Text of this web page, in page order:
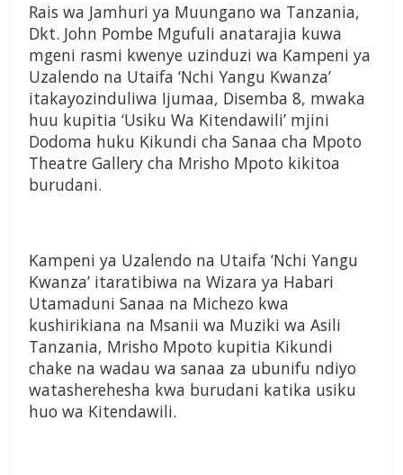
Rais wa Jamhuri ya Muungano wa Tanzania,
Dkt. John Pombe Mgufuli anatarajia kuwa
mgeni rasmi kwenye uzinduzi wa Kampeni ya
Uzalendo na Utaifa ‘Nchi Yangu Kwanza’
itakayozinduliwa Ijumaa, Disemba 8, mwaka
huu kupitia ‘Usiku Wa Kitendawili’ mjini
Dodoma huku Kikundi cha Sanaa cha Mpoto
Theatre Gallery cha Mrisho Mpoto kikitoa
burudani.
Kampeni ya Uzalendo na Utaifa ‘Nchi Yangu
Kwanza’ itaratibiwa na Wizara ya Habari
Utamaduni Sanaa na Michezo kwa
kushirikiana na Msanii wa Muziki wa Asili
Tanzania, Mrisho Mpoto kupitia Kikundi
chake na wadau wa sanaa za ubunifu ndiyo
watasherehesha kwa burudani katika usiku
huo wa Kitendawili.